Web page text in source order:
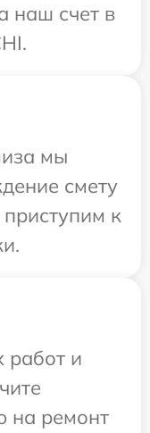
наш счет в
мы
смету
к
работ и
на ремонт